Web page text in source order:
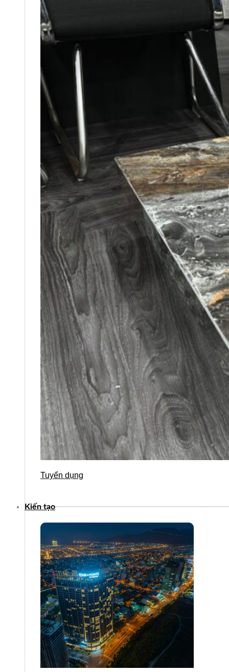
Tuyển dụng
Kiến tạo